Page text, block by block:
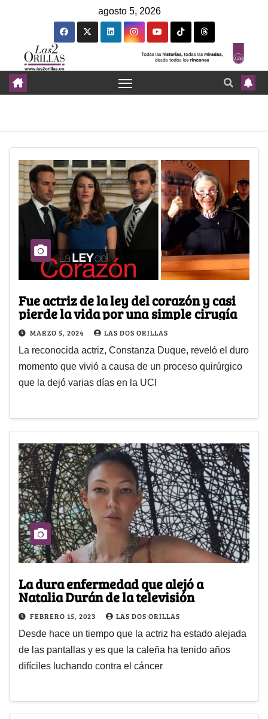
agosto 5, 2026
Fue actriz de la ley del corazón y casi
pierde la vida por una simple cirugía
MARZO 5, 2024 LAS DOS ORILLAS
La reconocida actriz, Constanza Duque, reveló el duro
momento que vivió a causa de un proceso quirúrgico
que la dejó varias días en la UCI
La dura enfermedad que alejó a
Natalia Durán de la televisión
FEBRERO 15, 2023 LAS DOS ORILLAS
Desde hace un tiempo que la actriz ha estado alejada
de las pantallas y es que la caleña ha tenido años
difíciles luchando contra el cáncer